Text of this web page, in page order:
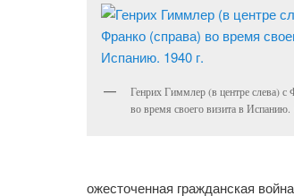
Генрих Гиммлер (в центре слева) с
во время своего визита в Испанию.
ожесточенная гражданская